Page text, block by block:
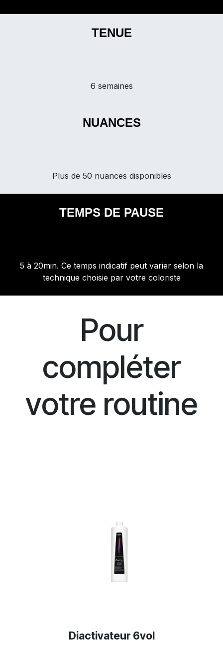
TENUE
6 semaines
NUANCES
Plus de 50 nuances disponibles
TEMPS DE PAUSE
5 à 20min. Ce temps indicatif peut varier selon la
technique choisie par votre coloriste
Pour
compléter
votre routine
Diactivateur 6vol